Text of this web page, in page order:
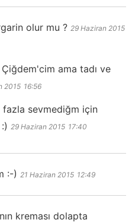
olur mu ? 29 Haziran 2015
Çiğdem'cim ama tadı ve
2015 16:56
fazla sevmediğm için
29 Haziran 2015 17:40
:-) 21 Haziran 2015 12:49
kreması dolapta